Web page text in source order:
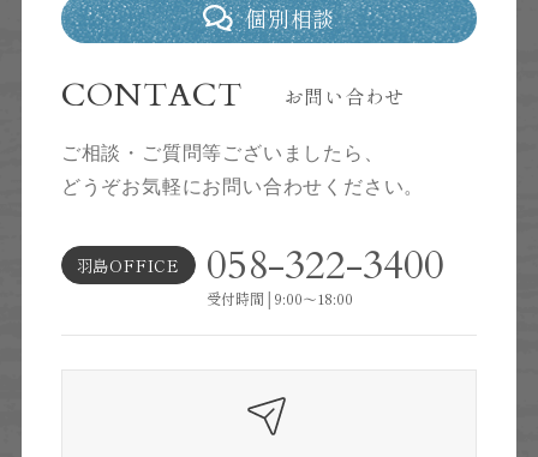
個別相談
CONTACT お問い合わせ
ご相談・ご質問等ございましたら、
どうぞお気軽にお問い合わせください。
羽島OFFICE 058-322-3400
受付時間│9:00～18:00